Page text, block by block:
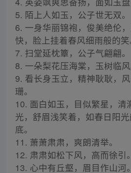
5. 陌上人如玉，公子世无双。
6. 一身华丽锦袍，俊美绝伦
快，脸上挂着春风细雨般的笑
7. 扫堂延枕簟，公子气翩翩。
8. 一朵梨花压海棠，玉树临风
9. 看长身玉立，精神耿耿，
珊。
10. 面白如玉，目似繁星，清
光，舒眉浅笑着，如春日阳
底。
11. 萧萧肃肃，爽朗清举。
12. 肃肃如松下风，高而徐引。
13. 心中有丘壑，眉目作山河。